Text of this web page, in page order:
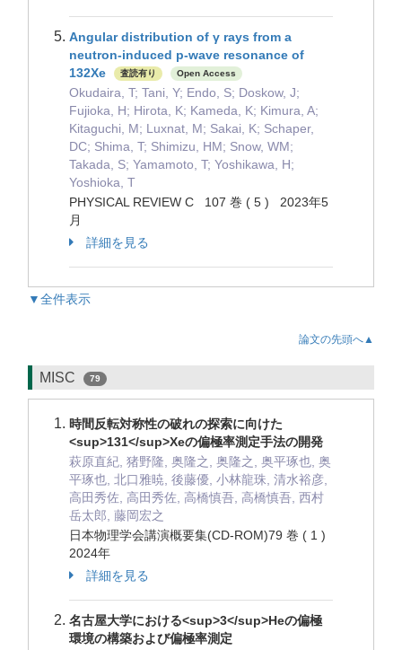
Angular distribution of γ rays from a
neutron-induced p-wave resonance of
132Xe
査読有り Open Access
Okudaira, T; Tani, Y; Endo, S; Doskow, J;
Fujioka, H; Hirota, K; Kameda, K; Kimura, A;
Kitaguchi, M; Luxnat, M; Sakai, K; Schaper,
DC; Shima, T; Shimizu, HM; Snow, WM;
Takada, S; Yamamoto, T; Yoshikawa, H;
Yoshioka, T
PHYSICAL REVIEW C 107 巻 ( 5 ) 2023年5
月
詳細を見る
▼全件表示
論文の先頭へ▲
MISC 79
時間反転対称性の破れの探索に向けた
<sup>131</sup>Xeの偏極率測定手法の開発
萩原直紀, 猪野隆, 奥隆之, 奥隆之, 奥平琢也, 奥
平琢也, 北口雅暁, 後藤優, 小林龍珠, 清水裕彦,
高田秀佐, 高田秀佐, 高橋慎吾, 高橋慎吾, 西村
岳太郎, 藤岡宏之
日本物理学会講演概要集(CD-ROM)79 巻 ( 1 )
2024年
詳細を見る
名古屋大学における<sup>3</sup>Heの偏極
環境の構築および偏極率測定